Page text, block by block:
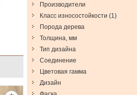
Производители
Класс износостойкости (1)
Порода дерева
Толщина, мм
Тип дизайна
Соединение
Цветовая гамма
Дизайн